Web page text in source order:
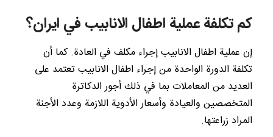
كم تكلفة عملية اطفال الانابيب في ايران؟
إن عملية اطفال الانابيب إجراء مكلف في العادة. كما أن
تكلفة الدورة الواحدة من إجراء اطفال الانابيب تعتمد على
العديد من المعاملات بما في ذلك أجور الدكاترة
المتخصصين والعيادة وأسعار الأدوية اللازمة وعدد الأجنة
المراد زراعتها.